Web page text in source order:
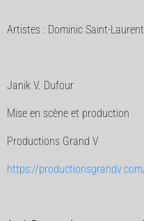
Artistes : Dominic Saint-
Janik V. Dufour
Mise en scène et production
Productions Grand V
https://